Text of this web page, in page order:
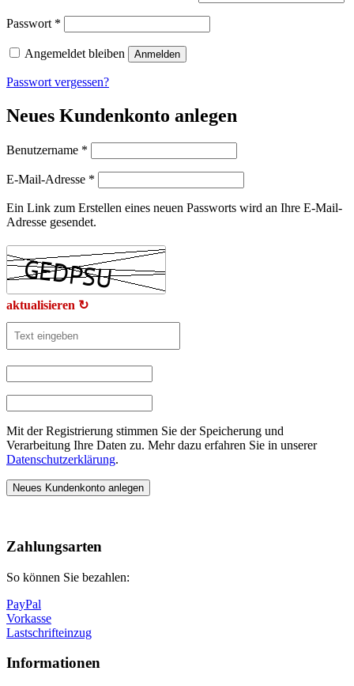
Passwort *
Angemeldet bleiben Anmelden
Passwort vergessen?
Neues Kundenkonto anlegen
Benutzername *
E-Mail-Adresse *
Ein Link zum Erstellen eines neuen Passworts wird an Ihre E-Mail-
Adresse gesendet.
aktualisieren ↻
Mit der Registrierung stimmen Sie der Speicherung und
Verarbeitung Ihre Daten zu. Mehr dazu erfahren Sie in unserer
Datenschutzerklärung.
Neues Kundenkonto anlegen
oben
Zahlungsarten
So können Sie bezahlen:
PayPal
Vorkasse
Lastschrifteinzug
Informationen